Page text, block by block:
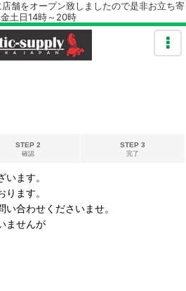
ープン致しましたので是非お立ち寄
日14時～20時
STEP 2
確認
STEP 3
完了
ます。
ます。
合わせくださいませ。
ませんが